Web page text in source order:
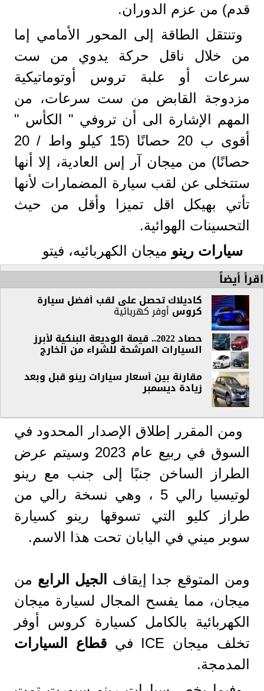
قدم) من عزم الدوران.
وتنتقل الطاقة إلى المحور الأمامي إما
من خلال ناقل حركة يدوي من ست
سرعات أو علبة تروس أوتوماتيكية
مزدوجة القابض من ست سرعات، من
المهم الإشارة الى أن تروفي " الكأس "
أقوى ب 20 حصانًا (15 كيلو واط / 20
حصانًا) من ميجان آر إس العادية، إلا أنها
ستتخلى عن لقب سيارة المضمارات لأنها
تأتي بهيكل اقل تميزا وأقل من حيث
التحسينات الهوائية.
سيارات رينو ميجان الكهربائيه، فيتو
اقرأ أيضاً
كاديلاك تحصل على لقب أفضل سيارة
كروس أوفر كهربائية
حصاد 2022.. قيمة الوديعة البنكية لأبرز
السيارات المرشحة للشراء من الخارج
مقارنة بين أسعار سيارات رينو قبل وبعد
زيادة ديسمبر
ومن المقرر إطلاق الإصدار المحدود في
السوق في ربيع عام 2023 وسيتم عرض
الطراز الساخن جنبًا إلى جنب مع رينو
لوتيسيا رالي 5 ، وهي نسخة رالي من
طراز كليو التي تسوقها رينو كسيارة
سوبر ميني في اليابان تحت هذا الاسم.
ومن المتوقع جدا إيقاف الجيل الرابع من
ميجان، مما يفسح المجال لسيارة ميجان
الكهربائية بالكامل كسيارة كروس أوفر
تخلف ميجان ICE في
قطاع السيارات
المدمجة.